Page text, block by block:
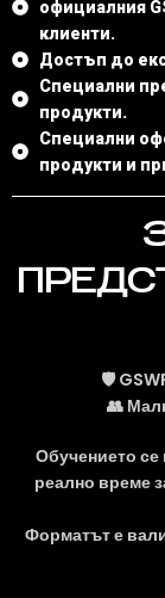
официалния
клиенти.
Достъп до
Специални
продукти.
Специални
продукти и
🛡️
👥
Обучението
реално време
Форматът е